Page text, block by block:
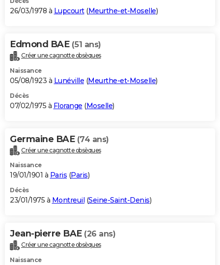
26/03/1978 à Lupcourt(Meurthe-et-Moselle)
Edmond BAE (51 ans)
Créer une cagnotte obsèques
Naissance
05/08/1923 à Lunéville (Meurthe-et-Moselle)
Décès
07/02/1975 à Florange (Moselle)
Germaine BAE (74 ans)
Créer une cagnotte obsèques
Naissance
19/01/1901 à Paris (Paris)
Décès
23/01/1975 à Montreuil (Seine-Saint-Denis)
Jean-pierre BAE (26 ans)
Créer une cagnotte obsèques
Naissance